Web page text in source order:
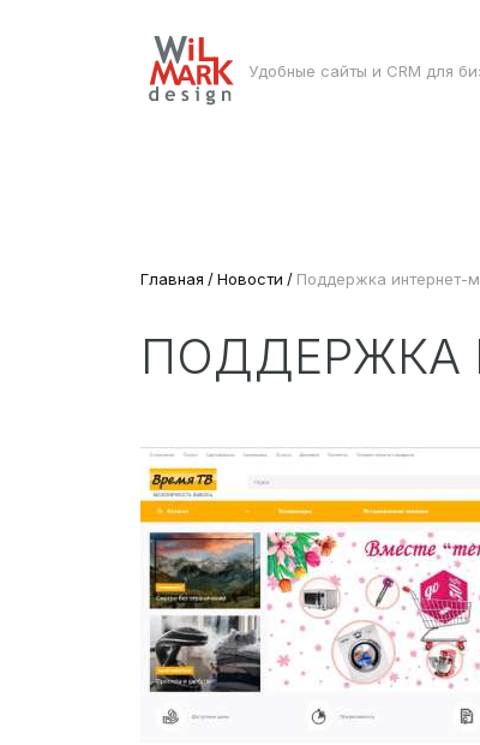
Удобные сайты и CRM для
Главная Новости Поддержка интернет-
ПОДДЕРЖКА